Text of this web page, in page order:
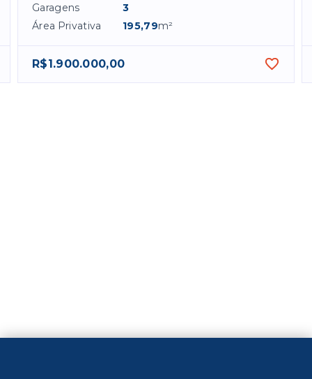
Garagens
3
Área Privativa
195,79m²
R$1.900.000,00